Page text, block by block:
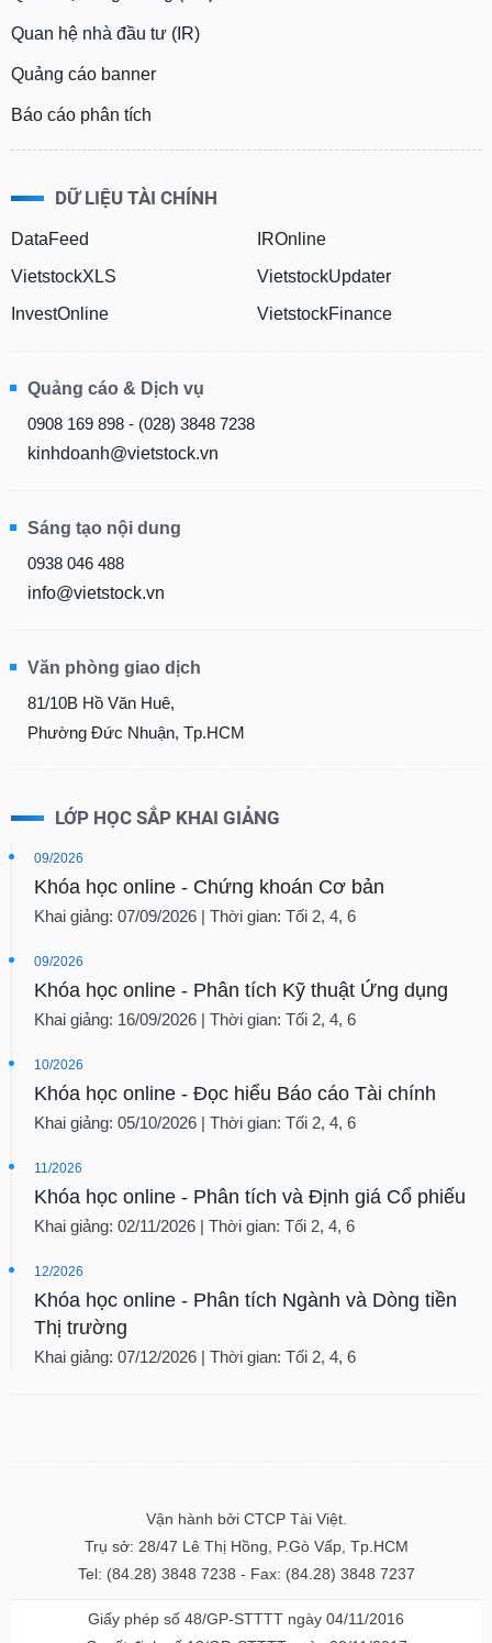
Quan hệ nhà đầu tư (IR)
Quảng cáo banner
Báo cáo phân tích
DỮ LIỆU TÀI CHÍNH
DataFeed
VietstockXLS
InvestOnline
IROnline
VietstockUpdater
VietstockFinance
Quảng cáo & Dịch vụ
0908 169 898 - (028) 3848 7238
kinhdoanh@vietstock.vn
Sáng tạo nội dung
0938 046 488
info@vietstock.vn
Văn phòng giao dịch
81/10B Hồ Văn Huê,
Phường Đức Nhuận, Tp.HCM
LỚP HỌC SẮP KHAI GIẢNG
09/2026
Khóa học online - Chứng khoán Cơ bản
Khai giảng: 07/09/2026 | Thời gian: Tối 2, 4, 6
09/2026
Khóa học online - Phân tích Kỹ thuật Ứng dụng
Khai giảng: 16/09/2026 | Thời gian: Tối 2, 4, 6
10/2026
Khóa học online - Đọc hiểu Báo cáo Tài chính
Khai giảng: 05/10/2026 | Thời gian: Tối 2, 4, 6
11/2026
Khóa học online - Phân tích và Định giá Cổ phiếu
Khai giảng: 02/11/2026 | Thời gian: Tối 2, 4, 6
12/2026
Khóa học online - Phân tích Ngành và Dòng tiền
Thị trường
Khai giảng: 07/12/2026 | Thời gian: Tối 2, 4, 6
Vận hành bởi CTCP Tài Việt.
Trụ sở: 28/47 Lê Thị Hồng, P.Gò Vấp, Tp.HCM
Tel: (84.28) 3848 7238 - Fax: (84.28) 3848 7237
Giấy phép số 48/GP-STTTT ngày 04/11/2016